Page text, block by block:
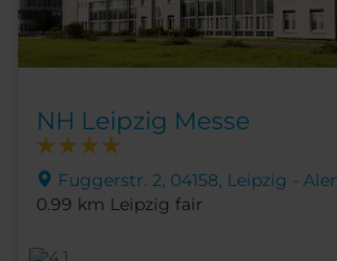
NH Leipzig Messe
Fuggerstr. 2, 04158, Leipzig -
0.99 km Leipzig fair